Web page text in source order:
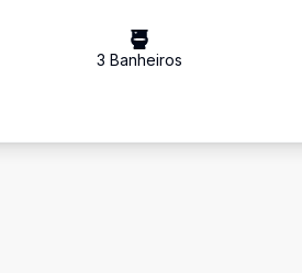
3 Banheiros